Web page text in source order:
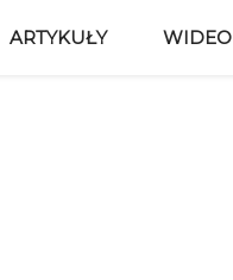
ARTYKUŁY WIDEO